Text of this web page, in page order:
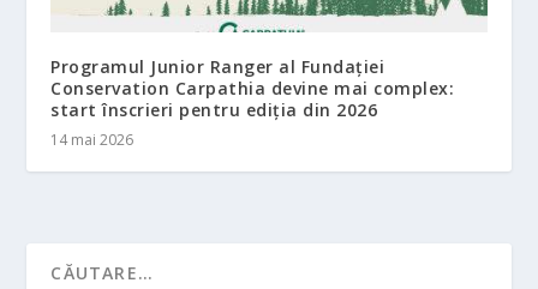
Programul Junior Ranger al Fundației
Conservation Carpathia devine mai complex:
start înscrieri pentru ediția din 2026
14 mai 2026